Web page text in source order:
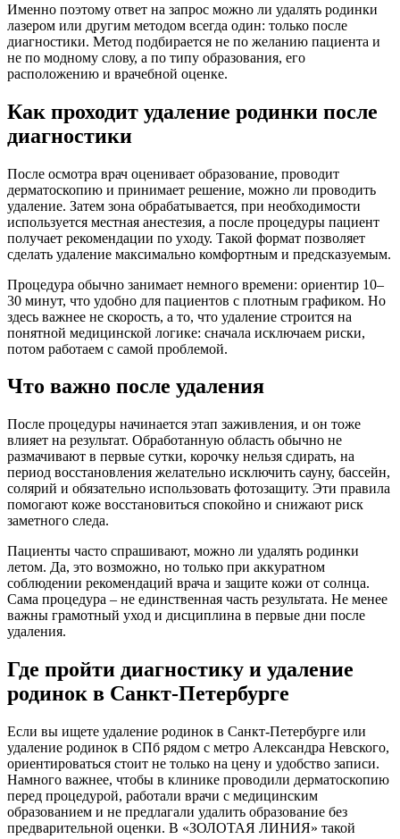
Именно поэтому ответ на запрос можно ли удалять родинки
лазером или другим методом всегда один: только после
диагностики. Метод подбирается не по желанию пациента и
не по модному слову, а по типу образования, его
расположению и врачебной оценке.
Как проходит удаление родинки после
диагностики
После осмотра врач оценивает образование, проводит
дерматоскопию и принимает решение, можно ли проводить
удаление. Затем зона обрабатывается, при необходимости
используется местная анестезия, а после процедуры пациент
получает рекомендации по уходу. Такой формат позволяет
сделать удаление максимально комфортным и предсказуемым.
Процедура обычно занимает немного времени: ориентир 10–
30 минут, что удобно для пациентов с плотным графиком. Но
здесь важнее не скорость, а то, что удаление строится на
понятной медицинской логике: сначала исключаем риски,
потом работаем с самой проблемой.
Что важно после удаления
После процедуры начинается этап заживления, и он тоже
влияет на результат. Обработанную область обычно не
размачивают в первые сутки, корочку нельзя сдирать, на
период восстановления желательно исключить сауну, бассейн,
солярий и обязательно использовать фотозащиту. Эти правила
помогают коже восстановиться спокойно и снижают риск
заметного следа.
Пациенты часто спрашивают, можно ли удалять родинки
летом. Да, это возможно, но только при аккуратном
соблюдении рекомендаций врача и защите кожи от солнца.
Сама процедура – не единственная часть результата. Не менее
важны грамотный уход и дисциплина в первые дни после
удаления.
Где пройти диагностику и удаление
родинок в Санкт-Петербурге
Если вы ищете удаление родинок в Санкт-Петербурге или
удаление родинок в СПб рядом с метро Александра Невского,
ориентироваться стоит не только на цену и удобство записи.
Намного важнее, чтобы в клинике проводили дерматоскопию
перед процедурой, работали врачи с медицинским
образованием и не предлагали удалить образование без
предварительной оценки. В «ЗОЛОТАЯ ЛИНИЯ» такой